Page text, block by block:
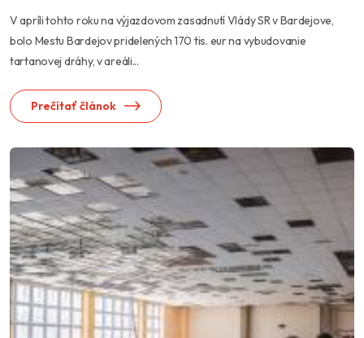
V apríli tohto roku na výjazdovom zasadnutí Vlády SR v Bardejove,
bolo Mestu Bardejov pridelených 170 tis. eur na vybudovanie
tartanovej dráhy, v areáli...
Prečítať článok